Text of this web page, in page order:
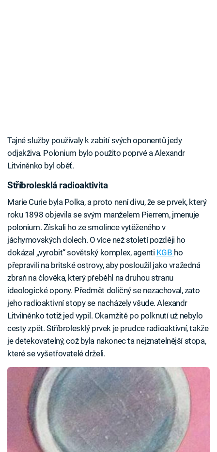
Tajné služby používaly k zabití svých oponentů jedy
odjakživa. Polonium bylo použito poprvé a Alexandr
Litviněnko byl oběť.
Stříbrolesklá radioaktivita
Marie Curie byla Polka, a proto není divu, že se prvek, který
roku 1898 objevila se svým manželem Pierrem, jmenuje
polonium. Získali ho ze smolince vytěženého v
jáchymovských dolech. O více než století později ho
dokázal „vyrobit“ sovětský komplex, agenti KGB ho
přepravili na britské ostrovy, aby posloužil jako vražedná
zbraň na člověka, který přeběhl na druhou stranu
ideologické opony. Předmět doličný se nezachoval, zato
jeho radioaktivní stopy se nacházely všude. Alexandr
Litviíněnko totiž jed vypil. Okamžitě po polknutí už nebylo
cesty zpět. Stříbrolesklý prvek je prudce radioaktivní, takže
je detekovatelný, což byla nakonec ta nejznatelnější stopa,
které se vyšetřovatelé drželi.